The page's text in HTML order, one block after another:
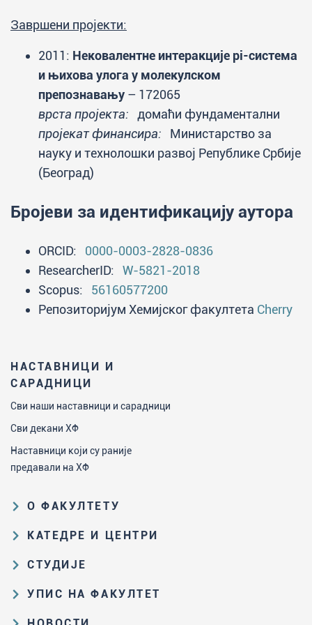
НАСТАВНИЦИ И
САРАДНИЦИ
Сви наши наставници и сарадници
Сви декани ХФ
Наставници који су раније
предавали на ХФ
О ФАКУЛТЕТУ
Образовна и научна делатност
структура
Закон о високом образовању и
КАТЕДРЕ И ЦЕНТРИ
Катедра за аналитичку хемију
Катедра за наставу хемије
СТУДИЈЕ
Пут студирања на ХФ
УПИС НА ФАКУЛТЕТ
Резултати пријемних испита и
Завршени пројекти:
2011: Нековалентне интеракције рi-система
и њихова улога у молекулском
препознавању – 172065
врста пројекта: домаћи фундаментални
пројекат финансира: Министарство за
науку и технолошки развој Републике Србије
(Београд)
Бројеви за идентификацију аутора
ORCID: 0000-0003-2828-0836
ResearcherID: W-5821-2018
Scopus: 56160577200
Репозиторијум Хемијског факултета Cherry